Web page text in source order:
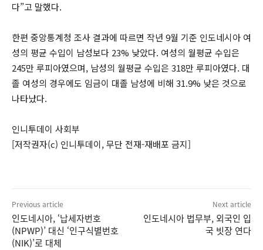
다”고 말했다.
한편 중앙통계청 조사 결과에 따르면 작년 9월 기준 인도네시아 여
성의 평균 수입이 남성보다 23% 낮았다. 여성의 월평균 수입은
245만 루피아였으며, 남성의 월평균 수입은 318만 루피아였다. 대
졸 여성의 경우에도 임금이 대졸 남성에 비해 31.9% 낮은 것으로
나타났다.
인니투데이 사회부
[저작권자(c) 인니투데이, 무단 전재-재배포 금지]
Previous article
인도네시아, ‘납세자번호
(NPWP)’ 대신 ‘인구식별번호
(NIK)’로 대체
Next article
인도네시아 법무부, 외국인 입
국 빗장 연다